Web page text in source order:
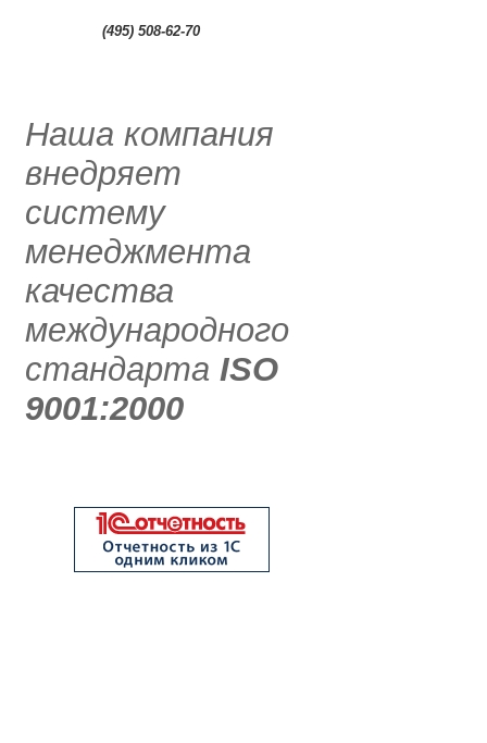
(495) 508-62-70
Наша компания
внедряет
систему
менеджмента
качества
международного
стандарта ISO
9001:2000